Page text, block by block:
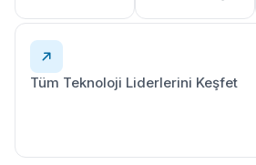
Tüm Teknoloji Liderlerini Keşfet